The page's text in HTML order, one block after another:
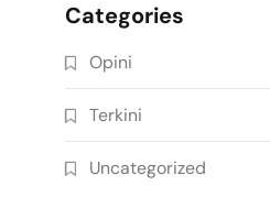
Categories
Opini
Terkini
Uncategorized